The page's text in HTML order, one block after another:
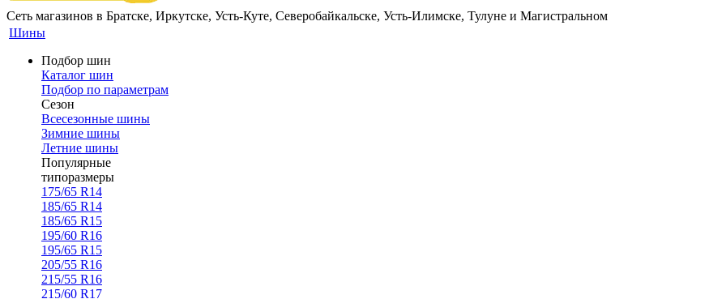
Сеть магазинов в Братске, Иркутске, Усть-Куте, Северобайкальске, Усть-Илимске, Тулуне и Магистральном
Шины
Подбор шин
Каталог шин
Подбор по параметрам
Сезон
Всесезонные шины
Зимние шины
Летние шины
Популярные
типоразмеры
175/65 R14
185/65 R14
185/65 R15
195/60 R16
195/65 R15
205/55 R16
215/55 R16
215/60 R17